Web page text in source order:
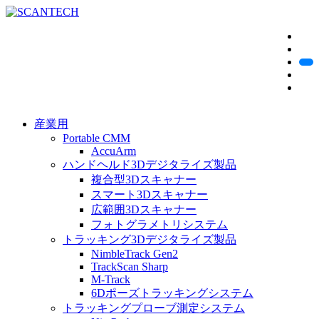
産業用
Portable CMM
AccuArm
ハンドヘルド3Dデジタライズ製品
複合型3Dスキャナー
スマート3Dスキャナー
広範囲3Dスキャナー
フォトグラメトリシステム
トラッキング3Dデジタライズ製品
NimbleTrack Gen2
TrackScan Sharp
M-Track
6Dポーズトラッキングシステム
トラッキングプローブ測定システム